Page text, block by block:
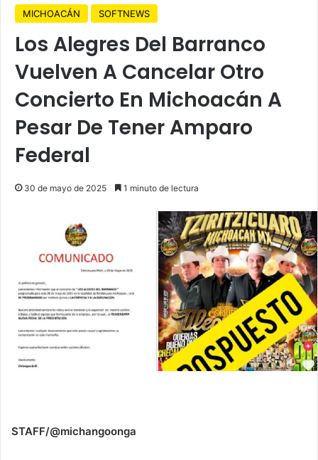
MICHOACÁN SOFTNEWS
Los Alegres Del Barranco
Vuelven A Cancelar Otro
Concierto En Michoacán A
Pesar De Tener Amparo
Federal
30 de mayo de 2025 1 minuto de lectura
STAFF/@michangoonga